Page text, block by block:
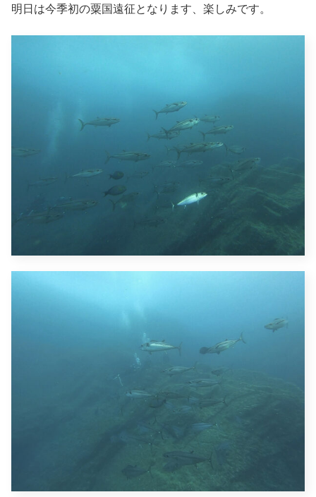
明日は今季初の粟国遠征となります、楽しみです。